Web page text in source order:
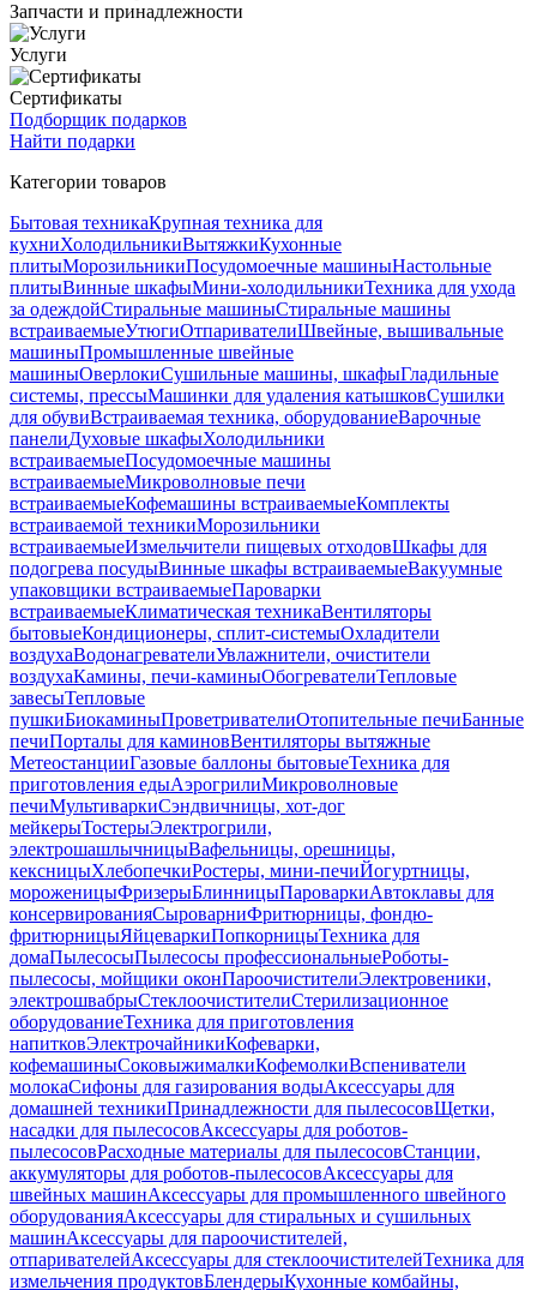
Запчасти и принадлежности
Услуги
Сертификаты
Подборщик подарков
Найти подарки
Категории товаров
Бытовая техникаКрупная техника для
кухниХолодильникиВытяжкиКухонные
плитыМорозильникиПосудомоечные машиныНастольные
плитыВинные шкафыМини-холодильникиТехника для ухода
за одеждойСтиральные машиныСтиральные машины
встраиваемыеУтюгиОтпаривателиШвейные, вышивальные
машиныПромышленные швейные
машиныОверлокиСушильные машины, шкафыГладильные
системы, прессыМашинки для удаления катышковСушилки
для обувиВстраиваемая техника, оборудованиеВарочные
панелиДуховые шкафыХолодильники
встраиваемыеПосудомоечные машины
встраиваемыеМикроволновые печи
встраиваемыеКофемашины встраиваемыеКомплекты
встраиваемой техникиМорозильники
встраиваемыеИзмельчители пищевых отходовШкафы для
подогрева посудыВинные шкафы встраиваемыеВакуумные
упаковщики встраиваемыеПароварки
встраиваемыеКлиматическая техникаВентиляторы
бытовыеКондиционеры, сплит-системыОхладители
воздухаВодонагревателиУвлажнители, очистители
воздухаКамины, печи-каминыОбогревателиТепловые
завесыТепловые
пушкиБиокаминыПроветривателиОтопительные печиБанные
печиПорталы для каминовВентиляторы вытяжные
МетеостанцииГазовые баллоны бытовыеТехника для
приготовления едыАэрогрилиМикроволновые
печиМультиваркиСэндвичницы, хот-дог
мейкерыТостерыЭлектрогрили,
электрошашлычницыВафельницы, орешницы,
кексницыХлебопечкиРостеры, мини-печиЙогуртницы,
мороженицыФризерыБлинницыПароваркиАвтоклавы для
консервированияСыроварниФритюрницы, фондю-
фритюрницыЯйцеваркиПопкорницыТехника для
домаПылесосыПылесосы профессиональныеРоботы-
пылесосы, мойщики оконПароочистителиЭлектровеники,
электрошвабрыСтеклоочистителиСтерилизационное
оборудованиеТехника для приготовления
напитковЭлектрочайникиКофеварки,
кофемашиныСоковыжималкиКофемолкиВспениватели
молокаСифоны для газирования водыАксессуары для
домашней техникиПринадлежности для пылесосовЩетки,
насадки для пылесосовАксессуары для роботов-
пылесосовРасходные материалы для пылесосовСтанции,
аккумуляторы для роботов-пылесосовАксессуары для
швейных машинАксессуары для промышленного швейного
оборудованияАксессуары для стиральных и сушильных
машинАксессуары для пароочистителей,
отпаривателейАксессуары для стеклоочистителейТехника для
измельчения продуктовБлендерыКухонные комбайны,